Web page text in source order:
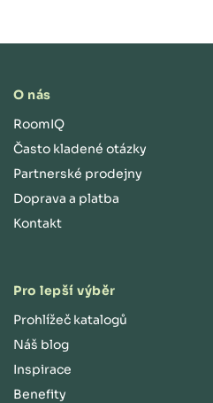
O nás
RoomIQ
Často kladené otázky
Partnerské prodejny
Doprava a platba
Kontakt
Pro lepší výběr
Prohlížeč katalogů
Náš blog
Inspirace
Benefity